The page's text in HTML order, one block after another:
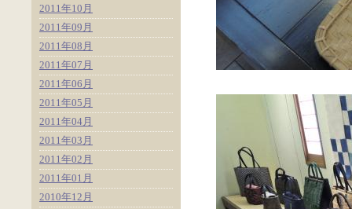
2011年10月
2011年09月
2011年08月
2011年07月
2011年06月
2011年05月
2011年04月
2011年03月
2011年02月
2011年01月
2010年12月